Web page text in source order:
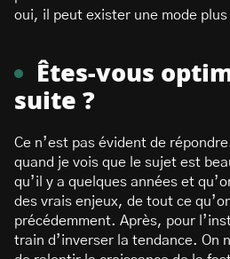
oui, il peut exister une mode
Êtes-vous
suite ?
Ce n’est pas évident de
quand je vois que le sujet est
qu’il y a quelques années et
des vrais enjeux, de tout ce
précédemment. Après, pour
train d’inverser la tendance. On